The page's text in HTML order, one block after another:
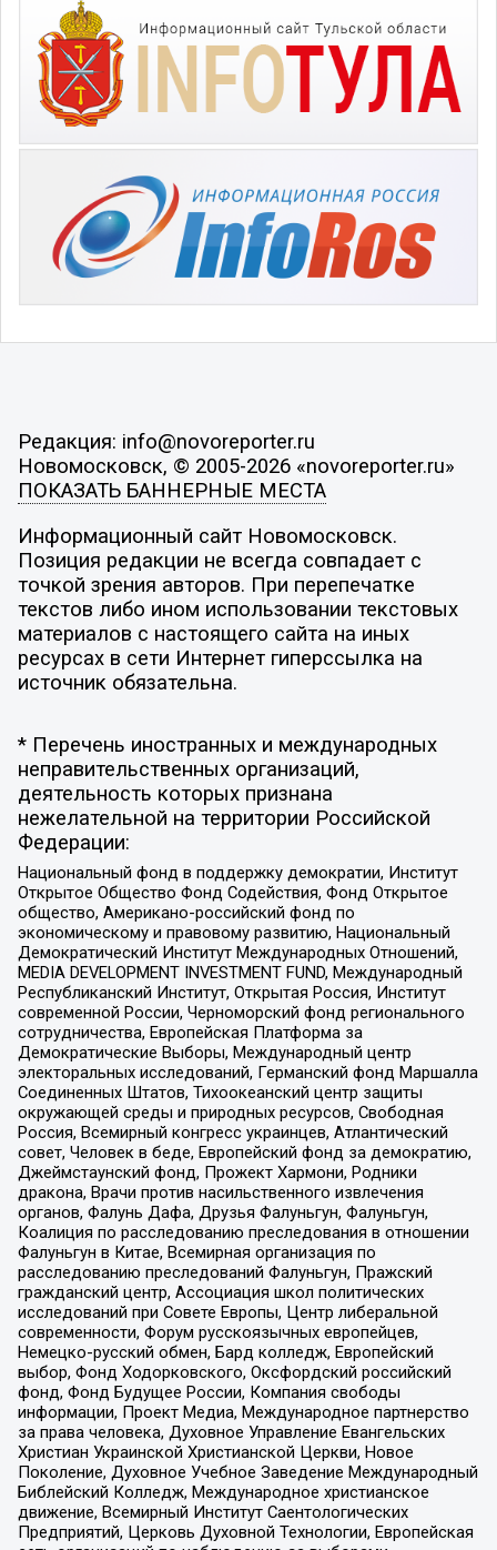
Редакция: info@novoreporter.ru
Новомосковск, © 2005-2026 «novoreporter.ru»
ПОКАЗАТЬ БАННЕРНЫЕ МЕСТА
Информационный сайт Новомосковск.
Позиция редакции не всегда совпадает с
точкой зрения авторов. При перепечатке
текстов либо ином использовании текстовых
материалов с настоящего сайта на иных
ресурсах в сети Интернет гиперссылка на
источник обязательна.
* Перечень иностранных и международных
неправительственных организаций,
деятельность которых признана
нежелательной на территории Российской
Федерации:
Национальный фонд в поддержку демократии, Институт
Открытое Общество Фонд Содействия, Фонд Открытое
общество, Американо-российский фонд по
экономическому и правовому развитию, Национальный
Демократический Институт Международных Отношений,
MEDIA DEVELOPMENT INVESTMENT FUND, Международный
Республиканский Институт, Открытая Россия, Институт
современной России, Черноморский фонд регионального
сотрудничества, Европейская Платформа за
Демократические Выборы, Международный центр
электоральных исследований, Германский фонд Маршалла
Соединенных Штатов, Тихоокеанский центр защиты
окружающей среды и природных ресурсов, Свободная
Россия, Всемирный конгресс украинцев, Атлантический
совет, Человек в беде, Европейский фонд за демократию,
Джеймстаунский фонд, Прожект Хармони, Родники
дракона, Врачи против насильственного извлечения
органов, Фалунь Дафа, Друзья Фалуньгун, Фалуньгун,
Коалиция по расследованию преследования в отношении
Фалуньгун в Китае, Всемирная организация по
расследованию преследований Фалуньгун, Пражский
гражданский центр, Ассоциация школ политических
исследований при Совете Европы, Центр либеральной
современности, Форум русскоязычных европейцев,
Немецко-русский обмен, Бард колледж, Европейский
выбор, Фонд Ходорковского, Оксфордский российский
фонд, Фонд Будущее России, Компания свободы
информации, Проект Медиа, Международное партнерство
за права человека, Духовное Управление Евангельских
Христиан Украинской Христианской Церкви, Новое
Поколение, Духовное Учебное Заведение Международный
Библейский Колледж, Международное христианское
движение, Всемирный Институт Саентологических
Предприятий, Церковь Духовной Технологии, Европейская